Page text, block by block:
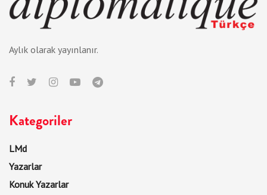
Aylık olarak yayınlanır.
Kategoriler
LMd
Yazarlar
Konuk Yazarlar